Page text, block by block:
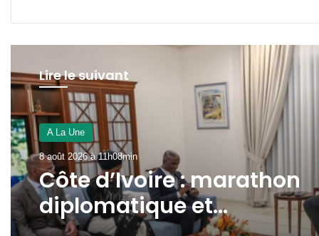
Lire le suivant
A La Une
8 août 2026 à 11h08min
Derniers articles
7 août 2026 à 15h16min
Akébé : L’État concrétise
rapprochement des soins